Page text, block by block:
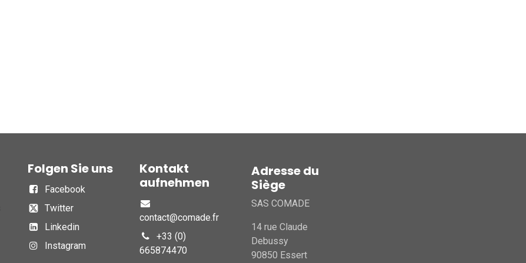
Folgen Sie uns
Facebook
Twitter
Linkedin
Instagram
Kontakt
aufnehmen
contact@comade.fr
+33 (0)
665874470
Adresse du
Siège
SAS COMADE
14 rue Claude
Debussy
90850 Essert